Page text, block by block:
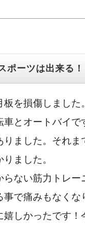
ポーツは出来る！
板を損傷しまし
車とオートバイ
りました。それ
ました。
らない筋力トレ
事で痛みもなく
嬉しかったです